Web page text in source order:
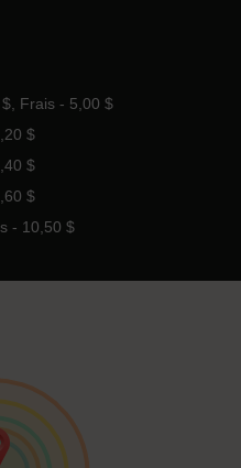
Frais - 5,00 $
$
$
$
- 10,50 $